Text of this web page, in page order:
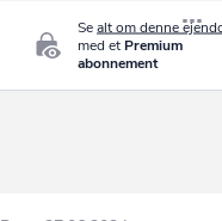
Sealt om denne
med et Premium
abonnement